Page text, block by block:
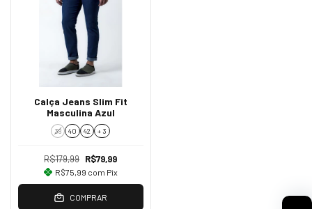
Calça Jeans Slim Fit
Masculina Azul
38 40 42 + 3
R$179,99 R$79,99
R$75,99 com Pix
COMPRAR